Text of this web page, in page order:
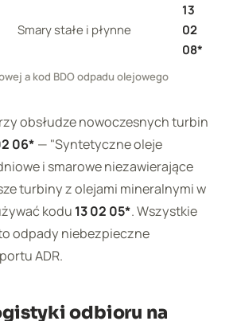
a kod BDO odpadu olejowego
Smary stałe i płynne
13
02
08*
obsłudze nowoczesnych turbin
06* — "Syntetyczne oleje
i smarowe niezawierające
turbiny z olejami mineralnymi w
kodu 13 02 05*. Wszystkie
odpady niebezpieczne
ADR.
odbioru na